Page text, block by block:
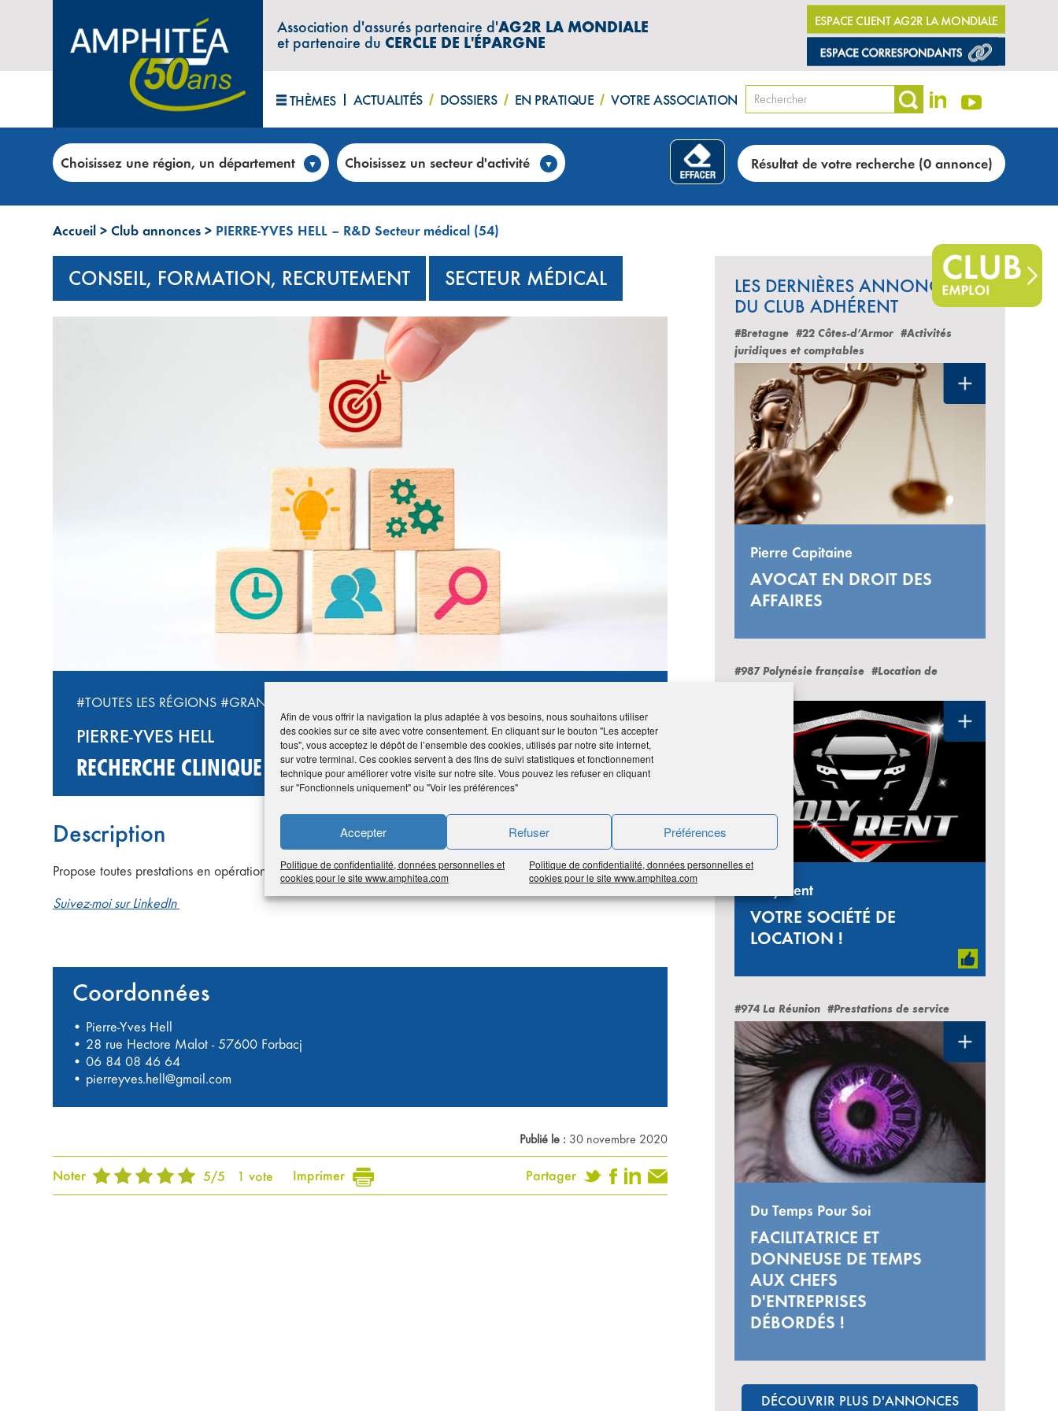
Afin de vous offrir la navigation la plus adaptée à vos besoins, nous souhaitons utiliser
des cookies sur ce site avec votre consentement. En cliquant sur le bouton "Les accepter
tous", vous acceptez le dépôt de l’ensemble des cookies, utilisés par notre site internet,
sur votre terminal. Ces cookies servent à des fins de suivi statistiques et fonctionnement
technique pour améliorer votre visite sur notre site. Vous pouvez les refuser en cliquant
sur "Fonctionnels uniquement" ou "Voir les préférences"
Accepter Refuser Préférences
Politique de confidentialité, données personnelles et
cookies pour le site www.amphitea.com
Politique de confidentialité, données personnelles et
cookies pour le site www.amphitea.com
Association d'assurés partenaire d'AG2R LA MONDIALE
et partenaire duCERCLE DE L'ÉPARGNE
ESPACE CLIENT AG2R LA MONDIALE
THÈMES ACTUALITÉS DOSSIERS EN PRATIQUE VOTRE ASSOCIATION
Choisissez une région, un département Choisissez un secteur d'activité Résultat de votre recherche (0 annonce)
Accueil > Club annonces > PIERRE-YVES HELL – R&D Secteur médical (54)
CONSEIL, FORMATION, RECRUTEMENT SECTEUR MÉDICAL
#TOUTES LES RÉGIONS #GRAND-EST
PIERRE-YVES HELL
RECHERCHE CLINIQUE SPÉCIALISTE
Description
Propose toutes prestations en opérations cliniques : monitoring, aménagement de projet, réglementaire, contrats.
Suivez-moi sur LinkedIn
Coordonnées
• Pierre-Yves Hell
• 28 rue Hectore Malot - 57600 Forbacj
• 06 84 08 46 64
• pierreyves.hell@gmail.com
Publié le : 30 novembre 2020
Noter 5/5 1 vote Imprimer Partager
LES DERNIÈRES ANNONCES
DU CLUB ADHÉRENT
#Bretagne #22 Côtes-d’Armor #Activités
juridiques et comptables
Pierre Capitaine
AVOCAT EN DROIT DES
AFFAIRES
#987 Polynésie française #Location de
Holy Rent
VOTRE SOCIÉTÉ DE
LOCATION !
#974 La Réunion #Prestations de service
Du Temps Pour Soi
FACILITATRICE ET
DONNEUSE DE TEMPS
AUX CHEFS
D'ENTREPRISES
DÉBORDÉS !
DÉCOUVRIR PLUS D'ANNONCES